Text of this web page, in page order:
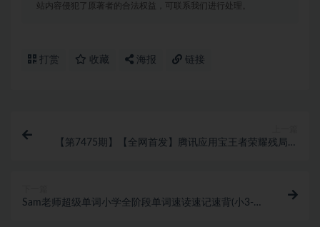
站内容侵犯了原著者的合法权益，可联系我们进行处理。
打赏 收藏 海报 链接
【第7475期】【全网首发】腾讯应用宝王者荣耀残局模
Sam老师超级单词小学全阶段单词速读速记速背(小3-6